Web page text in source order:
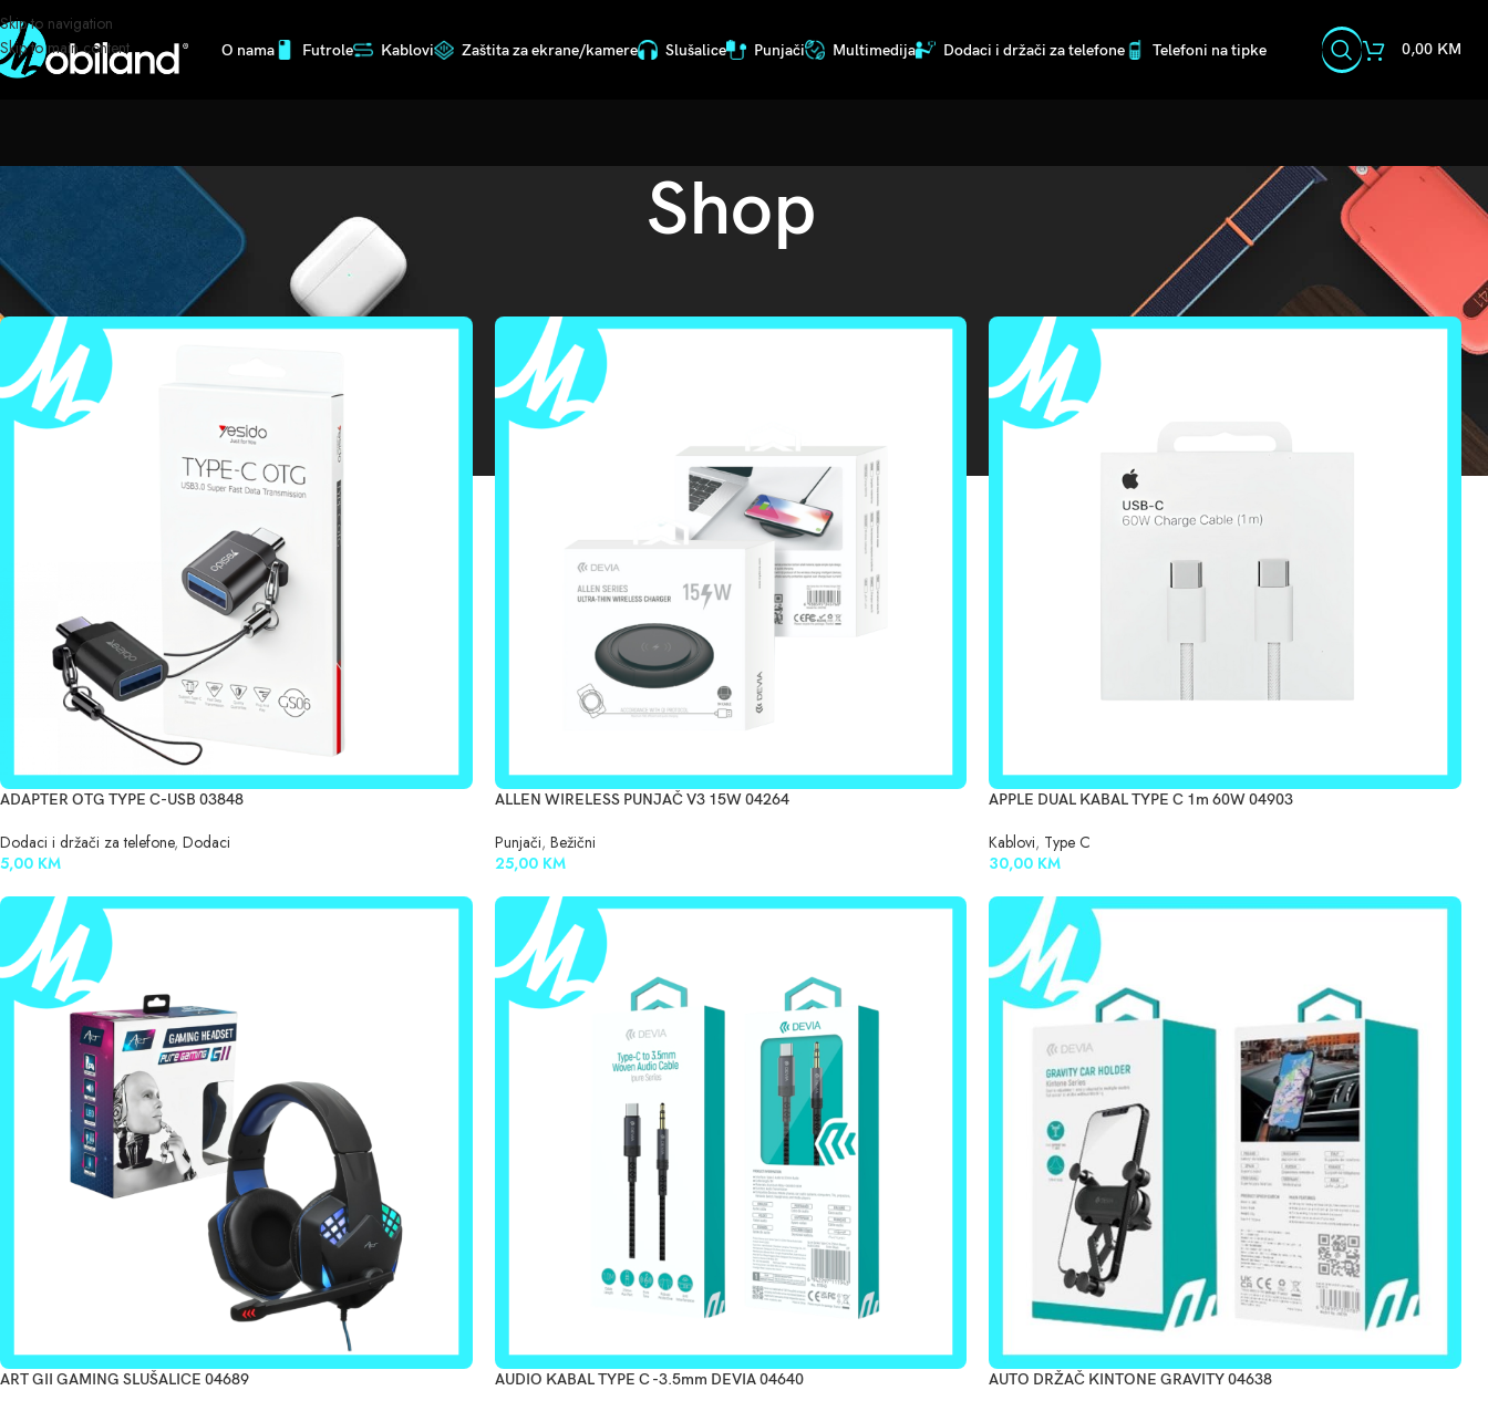
Skip to navigation
Skip to main content
O nama Futrole Kablovi Zaštita za ekrane/kamere Slušalice Punjači Multimedija Dodaci i držači za telefone Telefoni na tipke 0,00 KM
Shop
Početna
ADAPTER OTG TYPE C-USB 03848
Dodaci i držači za telefone, Dodaci
5,00 KM
ALLEN WIRELESS PUNJAČ V3 15W 04264
Punjači, Bežični
25,00 KM
APPLE DUAL KABAL TYPE C 1m 60W 04903
Kablovi, Type C
30,00 KM
ART GII GAMING SLUŠALICE 04689 AUDIO KABAL TYPE C -3.5mm DEVIA 04640 AUTO DRŽAČ KINTONE GRAVITY 04638